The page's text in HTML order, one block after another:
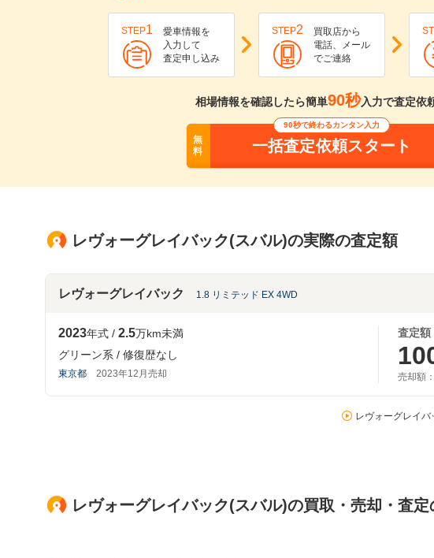
STEP1
愛車情報を
入力して
査定申し込み
STEP2
買取店から
電話、メール
でご連絡
相場情報を確認したら簡単90秒入力で査定依
無
料
90秒で終わるカンタン入力
一括査定依頼スタート
レヴォーグレイバック(スバル)の実際の査定額
レヴォーグレイバック 1.8 リミテッド EX 4WD
2023年式 2.5万km未満
グリーン系
修復歴なし
東京都 2023年12月売却
査定額
売却額：
レヴォーグレイ
レヴォーグレイバック(スバル)の買取・売却・査定